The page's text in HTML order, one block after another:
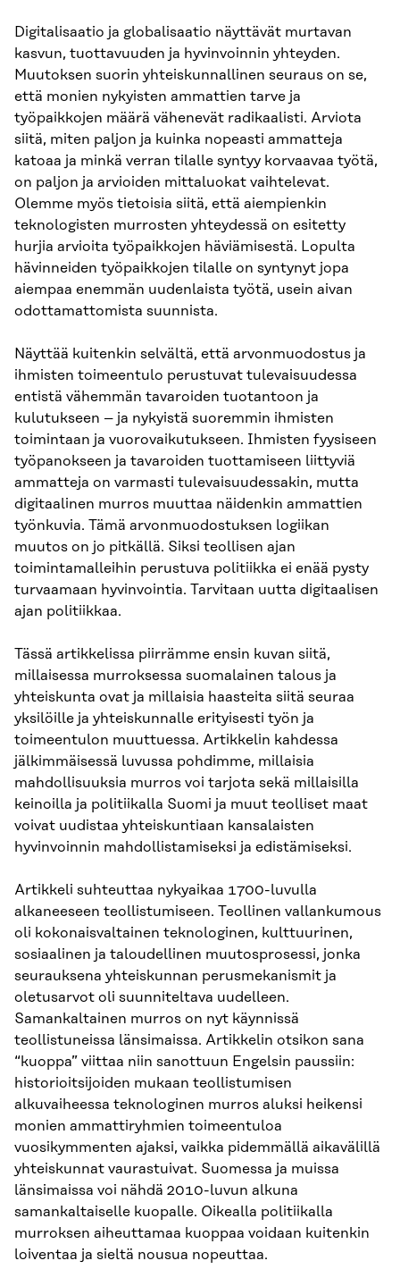
Digitalisaatio ja globalisaatio näyttävät murtavan
kasvun, tuottavuuden ja hyvinvoinnin yhteyden.
Muutoksen suorin yhteiskunnallinen seuraus on se,
että monien nykyisten ammattien tarve ja
työpaikkojen määrä vähenevät radikaalisti. Arviota
siitä, miten paljon ja kuinka nopeasti ammatteja
katoaa ja minkä verran tilalle syntyy korvaavaa työtä,
on paljon ja arvioiden mittaluokat vaihtelevat.
Olemme myös tietoisia siitä, että aiempienkin
teknologisten murrosten yhteydessä on esitetty
hurjia arvioita työpaikkojen häviämisestä. Lopulta
hävinneiden työpaikkojen tilalle on syntynyt jopa
aiempaa enemmän uudenlaista työtä, usein aivan
odottamattomista suunnista.
Näyttää kuitenkin selvältä, että arvonmuodostus ja
ihmisten toimeentulo perustuvat tulevaisuudessa
entistä vähemmän tavaroiden tuotantoon ja
kulutukseen – ja nykyistä suoremmin ihmisten
toimintaan ja vuorovaikutukseen. Ihmisten fyysiseen
työpanokseen ja tavaroiden tuottamiseen liittyviä
ammatteja on varmasti tulevaisuudessakin, mutta
digitaalinen murros muuttaa näidenkin ammattien
työnkuvia. Tämä arvonmuodostuksen logiikan
muutos on jo pitkällä. Siksi teollisen ajan
toimintamalleihin perustuva politiikka ei enää pysty
turvaamaan hyvinvointia. Tarvitaan uutta digitaalisen
ajan politiikkaa.
Tässä artikkelissa piirrämme ensin kuvan siitä,
millaisessa murroksessa suomalainen talous ja
yhteiskunta ovat ja millaisia haasteita siitä seuraa
yksilöille ja yhteiskunnalle erityisesti työn ja
toimeentulon muuttuessa. Artikkelin kahdessa
jälkimmäisessä luvussa pohdimme, millaisia
mahdollisuuksia murros voi tarjota sekä millaisilla
keinoilla ja politiikalla Suomi ja muut teolliset maat
voivat uudistaa yhteiskuntiaan kansalaisten
hyvinvoinnin mahdollistamiseksi ja edistämiseksi.
Artikkeli suhteuttaa nykyaikaa 1700-luvulla
alkaneeseen teollistumiseen. Teollinen vallankumous
oli kokonaisvaltainen teknologinen, kulttuurinen,
sosiaalinen ja taloudellinen muutosprosessi, jonka
seurauksena yhteiskunnan perusmekanismit ja
oletusarvot oli suunniteltava uudelleen.
Samankaltainen murros on nyt käynnissä
teollistuneissa länsimaissa. Artikkelin otsikon sana
“kuoppa” viittaa niin sanottuun Engelsin paussiin:
historioitsijoiden mukaan teollistumisen
alkuvaiheessa teknologinen murros aluksi heikensi
monien ammattiryhmien toimeentuloa
vuosikymmenten ajaksi, vaikka pidemmällä aikavälillä
yhteiskunnat vaurastuivat. Suomessa ja muissa
länsimaissa voi nähdä 2010-luvun alkuna
samankaltaiselle kuopalle. Oikealla politiikalla
murroksen aiheuttamaa kuoppaa voidaan kuitenkin
loiventaa ja sieltä nousua nopeuttaa.